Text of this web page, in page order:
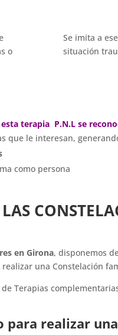
o
Se imita a
situación
terapia P.N.L se
que le interesan,
como persona
en Girona, disponemos
una Constelación
Terapias
para realizar